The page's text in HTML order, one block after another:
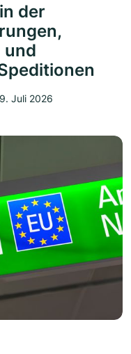
der
und
Juli 2026